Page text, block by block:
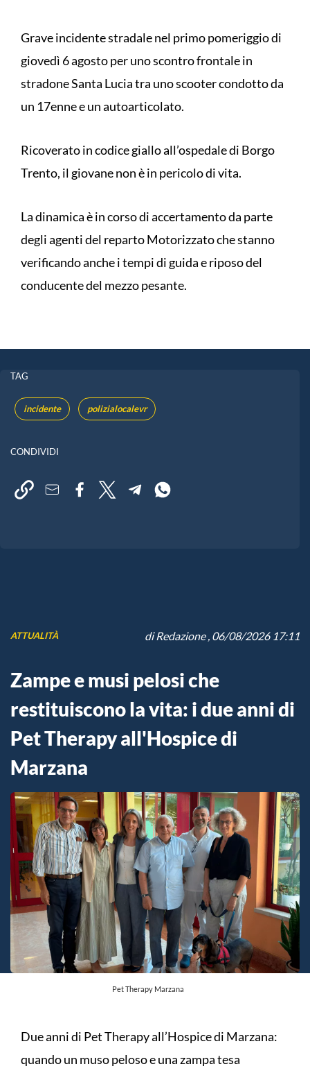
Grave incidente stradale nel primo pomeriggio di
giovedì 6 agosto per uno scontro frontale in
stradone Santa Lucia tra uno scooter condotto da
un 17enne e un autoarticolato.
Ricoverato in codice giallo all’ospedale di Borgo
Trento, il giovane non è in pericolo di vita.
La dinamica è in corso di accertamento da parte
degli agenti del reparto Motorizzato che stanno
verificando anche i tempi di guida e riposo del
conducente del mezzo pesante.
TAG
incidente polizialocalevr
CONDIVIDI
ATTUALITÀ diRedazione, 06/08/2026 17:11
Zampe e musi pelosi che
restituiscono la vita: i due anni di
Pet Therapy all'Hospice di
Marzana
Pet Therapy Marzana
Due anni di Pet Therapy all’Hospice di Marzana:
quando un muso peloso e una zampa tesa